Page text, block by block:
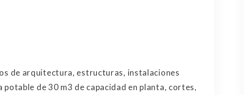
de arquitectura, estructuras, instalaciones
de 30 m3 de capacidad en planta, cortes,